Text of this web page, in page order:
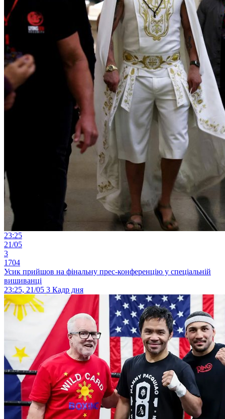
23:25
21/05
3
1704
Усик прийшов на фінальну прес-конференцію у спеціальній
вишиванці
23:25, 21/05 3 Кадр дня